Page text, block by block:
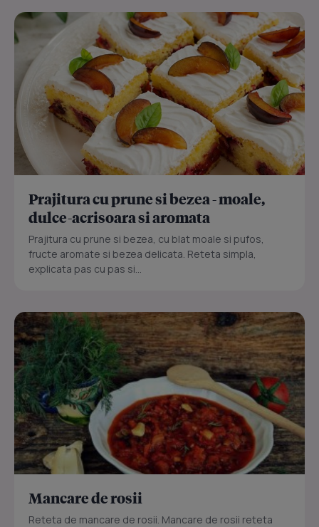
Prajitura cu prune si bezea - moale,
dulce-acrisoara si aromata
Prajitura cu prune si bezea, cu blat moale si pufos,
fructe aromate si bezea delicata. Reteta simpla,
explicata pas cu pas si...
Mancare de rosii
Reteta de mancare de rosii. Mancare de rosii reteta